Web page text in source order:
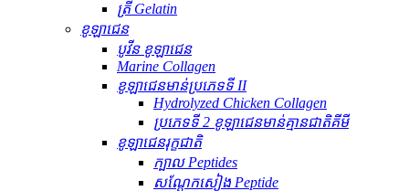
ត្រី Gelatin
ខូឡាជេន
បូវីន ខូឡាជេន
Marine Collagen
ខូឡាជេនមាន់ប្រភេទទី II
Hydrolyzed Chicken Collagen
ប្រភេទទី 2 ខូឡាជេនមាន់គ្មានជាតិគីមី
ខូឡាជេនរុក្ខជាតិ
ក្បាល Peptides
សណ្តែកសៀង Peptide